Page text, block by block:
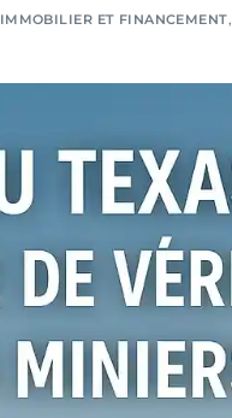
IMMOBILIER ET FINANCEMENT,